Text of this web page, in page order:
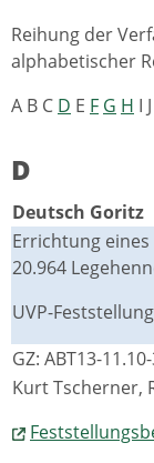
Reihung der
alphabetischer
A B C D E F G H I
D
Deutsch Goritz
Errichtung
20.964
UVP-
GZ: ABT13-
Kurt Tscherner,